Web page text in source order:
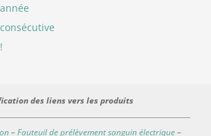
année
consécutive
!
des liens vers les produits
–Fauteuil de prélèvement sanguin électrique–